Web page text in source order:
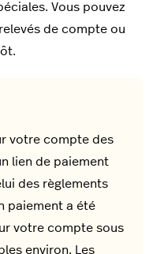
Vous pouvez
de compte ou
votre compte des
lien de paiement
des règlements
paiement a été
votre compte sous
environ. Les